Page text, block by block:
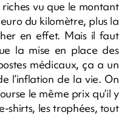
vu que le montant
du kilomètre, plus la
en effet. Mais il faut
la mise en place des
médicaux, ça a un
l’inflation de la vie. On
le même prix qu’il y
shirts, les trophées, tout